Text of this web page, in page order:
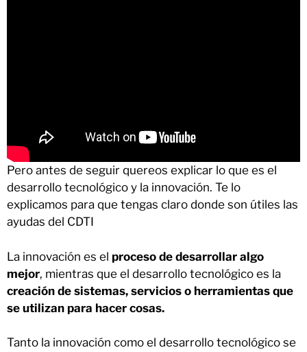
Pero antes de seguir quereos explicar lo que es el
desarrollo tecnológico y la innovación. Te lo
explicamos para que tengas claro donde son útiles las
ayudas del CDTI
La innovación es el proceso de desarrollar algo
mejor, mientras que el desarrollo tecnológico es la
creación de sistemas, servicios o herramientas que
se utilizan para hacer cosas.
Tanto la innovación como el desarrollo tecnológico se